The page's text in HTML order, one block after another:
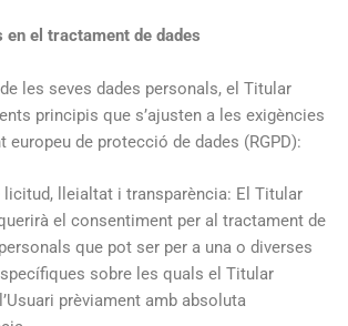
el tractament de dades
les seves dades personals, el Titular
principis que s’ajusten a les exigències
europeu de protecció de dades (RGPD):
licitud, lleialtat i transparència: El Titular
el consentiment per al tractament de
que pot ser per a una o diverses
sobre les quals el Titular
prèviament amb absoluta